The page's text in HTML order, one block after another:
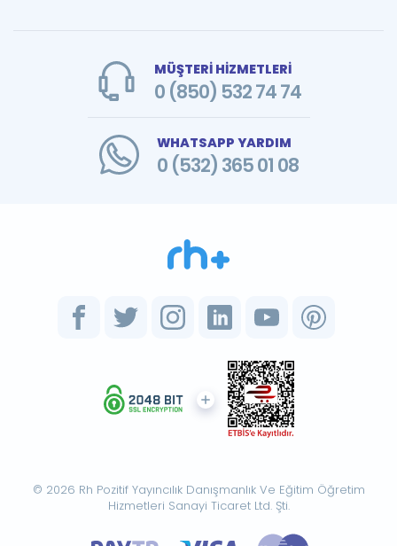
MÜŞTERİ HİZMETLERİ
0 (850) 532 74 74
WHATSAPP YARDIM
0 (532) 365 01 08
© 2026 Rh Pozitif Yayıncılık Danışmanlık Ve Eğitim Öğretim
Hizmetleri Sanayi Ticaret Ltd. Şti.